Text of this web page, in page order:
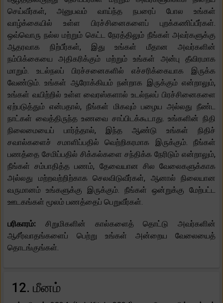
செய்வீர்கள், அனுபவம் வாய்ந்த நபரைப் போல உங்கள்
வாழ்க்கையில் உள்ள பிரச்சினைகளைப் புறக்கணிப்பீர்கள்.
ஒவ்வொரு நல்ல மற்றும் கெட்ட நேரத்திலும் நீங்கள் அவர்களுக்கு
ஆதரவாக நிற்பீர்கள், இது உங்கள் மீதான அவர்களின்
நம்பிக்கையை அதிகரிக்கும் மற்றும் உங்கள் அன்பு தீவிரமாக
மாறும். உடல்நலப் பிரச்சனைகளில் எச்சரிக்கையாக இருக்க
வேண்டும். உங்கள் ஆரோக்கியம் நன்றாக இருக்கும் என்றாலும்,
உங்கள் வயிற்றில் உள்ள வைரஸ்களால் உடல்நலப் பிரச்சினைகளை
ஏற்படுத்தும் என்பதால், நீங்கள் மிகவும் பழைய அல்லது நீண்ட
நாட்கள் வைத்திருந்த உணவை சாப்பிடக்கூடாது. உங்களின் நிதி
நிலைமையைப் பார்த்தால், இந்த ஆண்டு உங்கள் நிதிச்
சவால்களைச் சமாளிப்பதில் வெற்றிகரமாக இருக்கும். நீங்கள்
பணத்தை சேமிப்பதில் சிக்கல்களை சந்திக்க நேரிடும் என்றாலும்,
நீங்கள் சம்பாதித்த பணம், தேவையான சில வேலைகளுக்காக
அல்லது மற்றவற்றிற்காக செலவிடுவீர்கள், ஆனால் நிலையான
வருமானம் உங்களுக்கு இருக்கும். நீங்கள் ஒன்றுக்கு மேற்பட்ட
ஊடகங்கள் மூலம் பணத்தைப் பெறுவீர்கள்.
பரிகாரம்: சிறுமிகளின் கால்களைத் தொட்டு அவர்களின்
ஆசீர்வாதங்களைப் பெற்று உங்கள் அன்றைய வேலையைத்
தொடங்குங்கள்.
12. மீனம்